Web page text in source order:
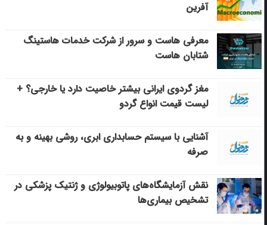
آفرین
معرفی هاست و سرور از شرکت خدمات هاستینگ
شتابان هاست
مغز گردوی ایرانی بیشتر خاصیت دارد یا خارجی؟ +
لیست قیمت انواع گردو
آشنایی با سیستم حسابداری ابری، روشی بهینه و به
صرفه
نقش آزمایشگاه‌های پاتوبیولوژی و ژنتیک پزشکی در
تشخیص بیماری‌ها